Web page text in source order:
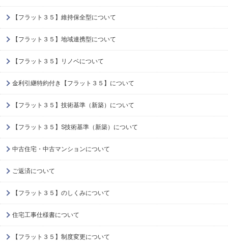
【フラット３５】維持保全型について
【フラット３５】地域連携型について
【フラット３５】リノベについて
金利引継特約付き【フラット３５】について
【フラット３５】技術基準（新築）について
【フラット３５】S技術基準（新築）について
中古住宅・中古マンションについて
ご返済について
【フラット３５】のしくみについて
住宅工事仕様書について
【フラット３５】制度変更について